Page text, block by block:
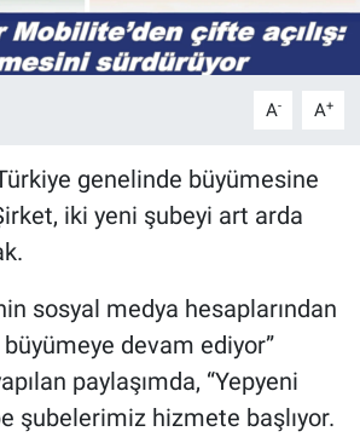
A- A+
genelinde büyümesine
iki yeni şubeyi art arda
sosyal medya hesaplarından
devam ediyor”
paylaşımda, “Yepyeni
şubelerimiz hizmete başlıyor.